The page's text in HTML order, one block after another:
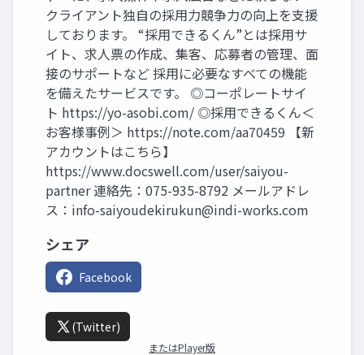
クライアント独自の採用力競争力の向上を支援
しております。 “採用できるくん”とは採用サ
イト、求人票の作成、集客、応募者の管理、面
接のサポートなど 採用に必要なすべての機能
を備えたサービスです。 ◎コーポレートサイ
ト https://yo-asobi.com/ ◎採用できるくん＜
お客様事例＞ https://note.com/aa70459 【新
アカウントはこちら】
https://www.docswell.com/user/saiyou-
partner 連絡先：075-935-8792 メールアドレ
ス： info-saiyoudekirukun@indi-works.com
シェア
Facebook
(Twitter)
またはPlayer版